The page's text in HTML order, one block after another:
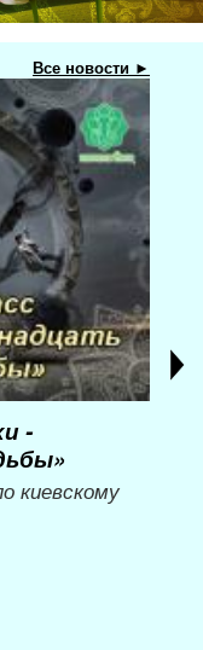
Все новости ►
-
киевскому